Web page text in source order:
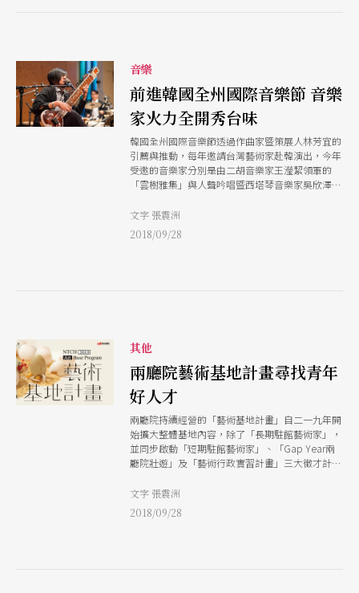
藝術家，由兩廳院提供每月工作費25,000元，讓正準備踏出校園或剛踏入社會
的青年藝術家率先進入藝術環境試水溫，並能在生活穩定的條件下，大膽揮灑
創作才華和創藝能量。 翻轉一般寒暑假短期實習做法，兩廳院擴大「藝術行
政實習計畫」，採學期制度與校園接軌，以每年兩次的全職實習計畫，提供長
期且深化的學習內容。每次預計招收10名在校學生，實習期滿5個月，將提供3
萬元獎學金及實習時數證明。希望同學用一整個學期的時間，實際參與兩廳院
節目部、公共溝通部、顧客體驗部、演出技術部、業務發展部等五個部門工作
內容，將所學與實務結合，深度了解藝術行政真實的工作環境與面向。 相關
徵選自即日起展開，至10/25截止。詳情請參兩廳院官網 <a
音樂
前進韓國全州國際音樂節 音樂
家火力全開秀台味
韓國全州國際音樂節透過作曲家暨策展人林芳宜的
引薦與推動，每年邀請台灣藝術家赴韓演出，今年
受邀的音樂家分別是由二胡音樂家王瀅絜領軍的
「雲樹雅集」與人聲吟唱暨西塔琴音樂家吳欣澤和
文字 張震洲
2018/09/28
其他
兩廳院藝術基地計畫尋找青年
好人才
兩廳院持續經營的「藝術基地計畫」自二一九年開
始擴大整體基地內容，除了「長期駐館藝術家」，
並同步啟動「短期駐館藝術家」、「Gap Year兩
廳院壯遊」及「藝術行政實習計畫」三大徵才計
文字 張震洲
2018/09/28